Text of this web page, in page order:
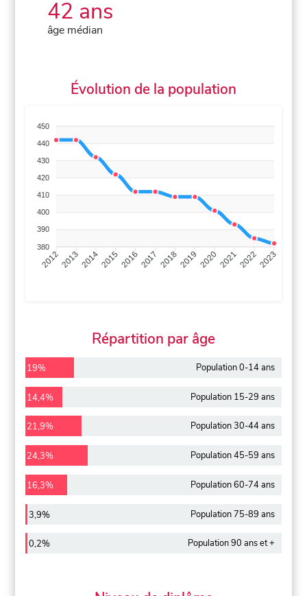
42 ans
âge médian
Évolution de la population
450
440
430
420
410
400
390
380
201220132014201520162017 20182019 2020202120222023
Répartition par âge
19% Population 0-14 ans
14,4% Population 15-29 ans
21,9% Population 30-44 ans
24,3% Population 45-59 ans
16,3% Population 60-74 ans
3,9% Population 75-89 ans
0,2% Population 90 ans et +